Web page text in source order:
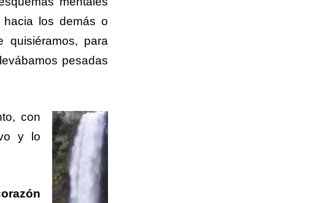
hacia los demás o
quisiéramos, para
pesadas
con
y lo